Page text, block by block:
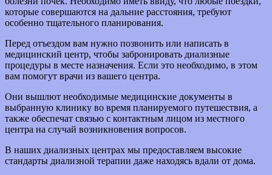
которые совершаются на дальние расстояния, требуют
особенно тщательного планирования.
Перед отъездом вам нужно позвонить или написать в
медицинский центр, чтобы забронировать диализные
процедуры в месте назначения. Если это необходимо, в этом
вам помогут врачи из вашего центра.
Они вышлют необходимые медицинские документы в
выбранную клинику во время планируемого путешествия, а
также обеспечат связью с контактным лицом из местного
центра на случай возникновения вопросов.
В наших диализных центрах мы предоставляем высокие
стандарты диализной терапии даже находясь вдали от дома.